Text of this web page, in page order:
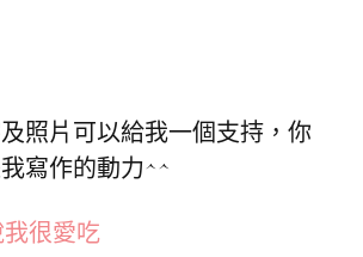
照片可以給我一個支持，你
寫作的動力^^
很愛吃